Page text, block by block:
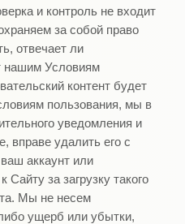
и контроль не входит
за собой право
отвечает ли
нашим Условиям
контент будет
пользования, мы в
уведомления и
вправе удалить его с
аккаунт или
Сайту за загрузку такого
Мы не несем
ущерб или убытки,